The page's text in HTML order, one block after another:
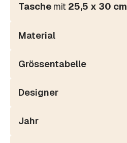
Tasche mit 25,5 x 30 cm
Material
Grössentabelle
Designer
Jahr